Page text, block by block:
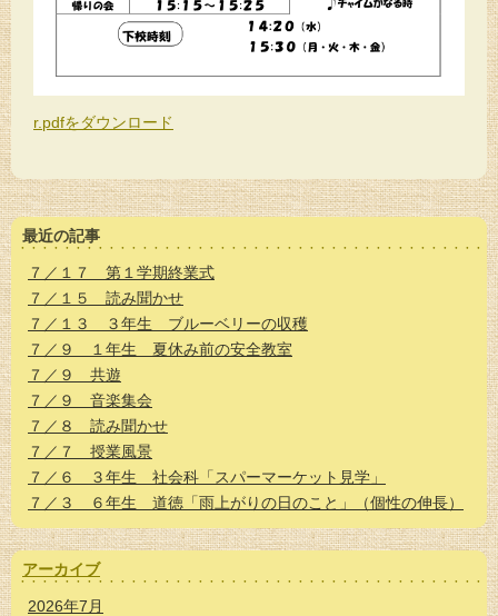
r.pdfをダウンロード
最近の記事
７／１７ 第１学期終業式
７／１５ 読み聞かせ
７／１３ ３年生 ブルーベリーの収穫
７／９ １年生 夏休み前の安全教室
７／９ 共遊
７／９ 音楽集会
７／８ 読み聞かせ
７／７ 授業風景
７／６ ３年生 社会科「スパーマーケット見学」
７／３ ６年生 道徳「雨上がりの日のこと」（個性の伸長）
アーカイブ
2026年7月